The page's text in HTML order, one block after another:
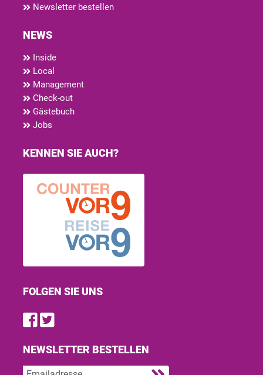
Newsletter bestellen
NEWS
Inside
Local
Management
Check-out
Gästebuch
Jobs
KENNEN SIE AUCH?
FOLGEN SIE UNS
Find us on Facebook
Follow us on Twitter
NEWSLETTER BESTELLEN